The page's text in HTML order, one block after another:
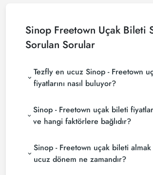
Sinop Freetown Uçak Bileti
Sorulan Sorular
Tezfly en ucuz Sinop - Freetown
fiyatlarını nasıl buluyor?
fiyatlarını bulmak için tur operatörleri,
rezervasyon siteleri (konsolidatörler)
havayolu sitesini aramaktadır. Tezfly
arayarak ucuz Sinop - Freetown uçak
bulup karşılaştırabilir ve un uygun
Sinop - Freetown uçak bileti
ve hangi faktörlere bağlıdır?
şirketine, seyahat tarihlerinize, bilet
rezervasyon yapılan döneme göre
Sinop - Freetown uçak bileti
ucuz dönem ne zamandır?